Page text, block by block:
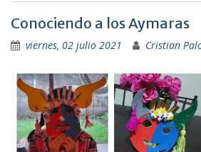
Conociendo a los Aymaras
viernes, 02 julio 2021 Cristian